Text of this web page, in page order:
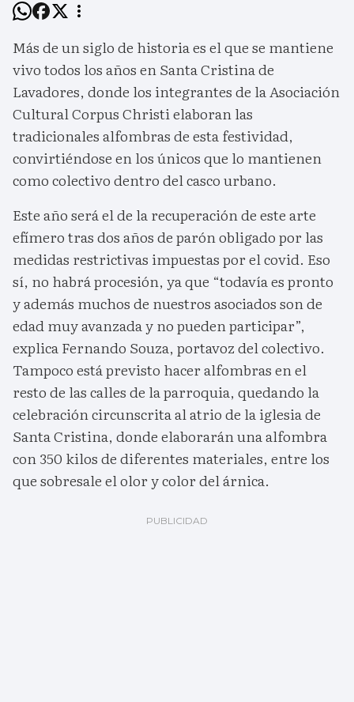
Más de un siglo de historia es el que se mantiene
vivo todos los años en Santa Cristina de
Lavadores, donde los integrantes de la Asociación
Cultural Corpus Christi elaboran las
tradicionales alfombras de esta festividad,
convirtiéndose en los únicos que lo mantienen
como colectivo dentro del casco urbano.
Este año será el de la recuperación de este arte
efímero tras dos años de parón obligado por las
medidas restrictivas impuestas por el covid. Eso
sí, no habrá procesión, ya que “todavía es pronto
y además muchos de nuestros asociados son de
edad muy avanzada y no pueden participar”,
explica Fernando Souza, portavoz del colectivo.
Tampoco está previsto hacer alfombras en el
resto de las calles de la parroquia, quedando la
celebración circunscrita al atrio de la iglesia de
Santa Cristina, donde elaborarán una alfombra
con 350 kilos de diferentes materiales, entre los
que sobresale el olor y color del árnica.